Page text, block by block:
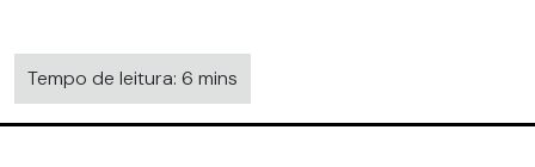
Tempo de leitura: 6 mins